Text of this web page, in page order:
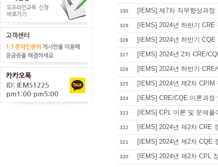
330 [IEMS] 제7차 직무향상과
329 [IEMS] 2024년 하반기
328 [IEMS] 2024년 하반기
327 [IEMS] 2024년 2차 CRE/
326 [IEMS] 2024년 하반기
325 [IEMS] 2024년 제2차 CPIM
324 [IEMS] CRE/CQE 이론과
323 [IEMS] CPL 이론 및 문제
322 [IEMS] 2024년 제2차 CRE
321 [IEMS] 2024년 제2차 CQE
320 [IEMS] 2024년 제2차 CPL